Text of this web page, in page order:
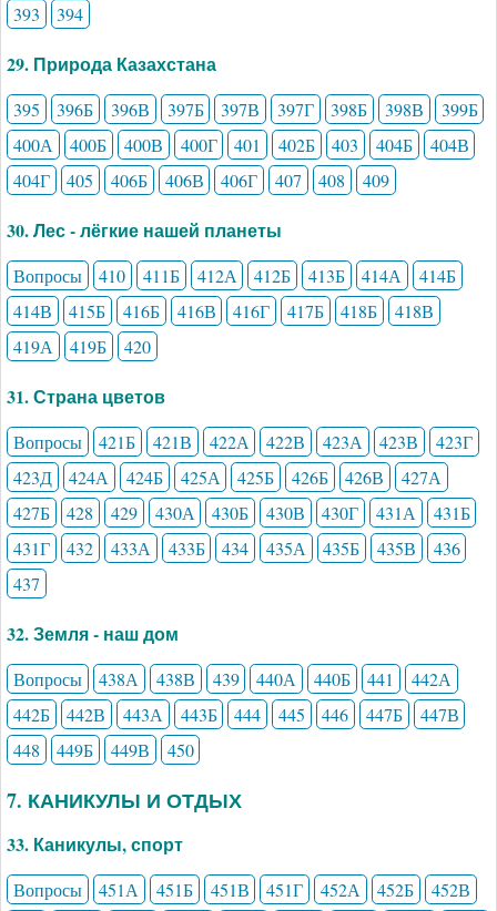
393
394
29. Природа Казахстана
395 396Б 396В 397Б 397В 397Г 398Б 398В
399Б
400А
400Б 400В 400Г 401 402Б 403 404Б
404В
404Г
405 406Б 406В 406Г 407 408 409
30. Лес - лёгкие нашей планеты
Вопросы 410 411Б 412А 412Б 413Б 414А
414Б
414В
415Б 416Б 416В 416Г 417Б 418Б
418В
419А
419Б 420
31. Страна цветов
Вопросы 421Б 421В 422А 422В 423А 423В
423Г
423Д
424А 424Б 425А 425Б 426Б 426В
427А
427Б
428 429 430А 430Б 430В 430Г 431А
431Б
431Г
432 433А 433Б 434 435А 435Б 435В
436
437
32. Земля - наш дом
Вопросы 438А 438В 439 440А 440Б 441
442А
442Б
442В 443А 443Б 444 445 446 447Б
447В
448
449Б 449В 450
7. КАНИКУЛЫ И ОТДЫХ
33. Каникулы, спорт
Вопросы 451А 451Б 451В 451Г 452А 452Б
452В